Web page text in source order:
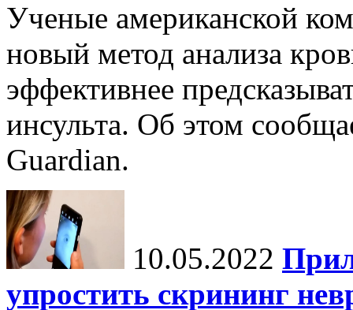
Ученые американской
новый метод анализа
эффективнее
инсульта. Об этом
Guardian.
10.05.2022
упростить скрининг